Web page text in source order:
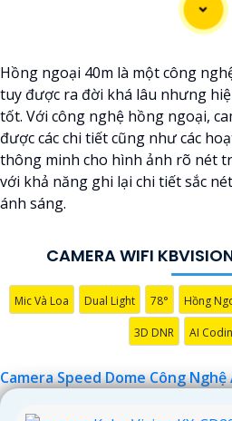
Hãy chọn Camera Speed Dome
đầu tư vào một giải pháp an ninh
Hồng ngoại 40m là một công
tuy được ra đời khá lâu nhưng
tốt. Với công nghệ hồng ngoại,
được các chi tiết cũng như các
thông minh cho hình ảnh rõ nét
với khả năng ghi lại chi tiết sắc
ánh sáng.
CAMERA WIFI
Mic Và Loa Dual Light 78° Hồng
3D DNR AI
Camera Speed Dome Công Nghệ